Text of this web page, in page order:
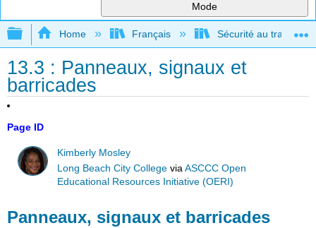
Mode
Expand/collapse global hierarchy
Home Français Sécurité au travail
13.3 : Panneaux, signaux et
barricades
Page ID
Kimberly Mosley
Long Beach City College viaASCCC Open
Educational Resources Initiative (OERI)
Panneaux, signaux et barricades